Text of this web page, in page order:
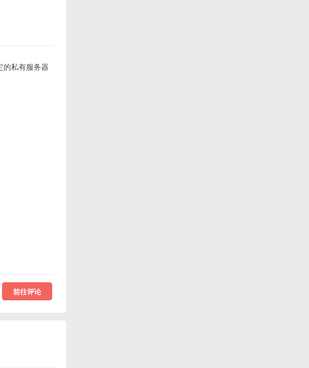
的私有服务器
前往评论